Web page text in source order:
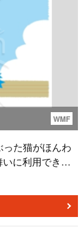
WMF
た猫がほんわ
に利用できる
ロー